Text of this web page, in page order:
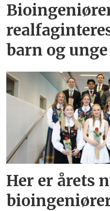
barn og unge
Her er årets